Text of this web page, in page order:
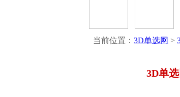
当前位置： 3D单选网 >
3D单